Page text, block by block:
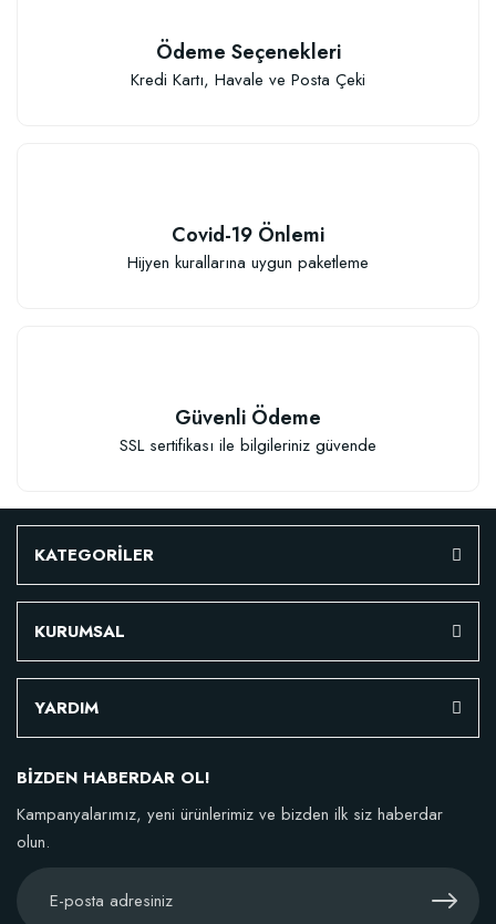
Ödeme Seçenekleri
Kredi Kartı, Havale ve Posta Çeki
Covid-19 Önlemi
Hijyen kurallarına uygun paketleme
Güvenli Ödeme
SSL sertifikası ile bilgileriniz güvende
KATEGORİLER
KURUMSAL
YARDIM
BİZDEN HABERDAR OL!
Kampanyalarımız, yeni ürünlerimiz ve bizden ilk siz haberdar
olun.